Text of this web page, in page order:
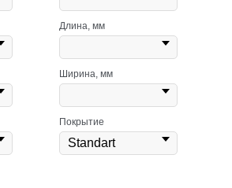
Длина, мм
Ширина, мм
Покрытие